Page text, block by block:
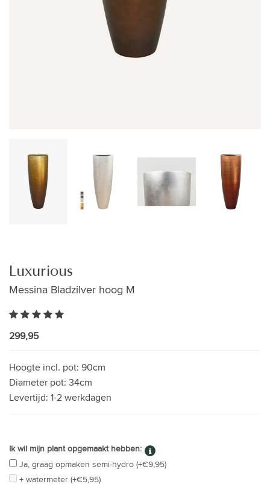
Luxurious
Messina Bladzilver hoog M
299,95
Hoogte incl. pot: 90cm
Diameter pot: 34cm
Levertijd: 1-2 werkdagen
Ik wil mijn plant opgemaakt hebben:
Ja, graag opmaken semi-hydro (+€9,95)
+ watermeter (+€5,95)